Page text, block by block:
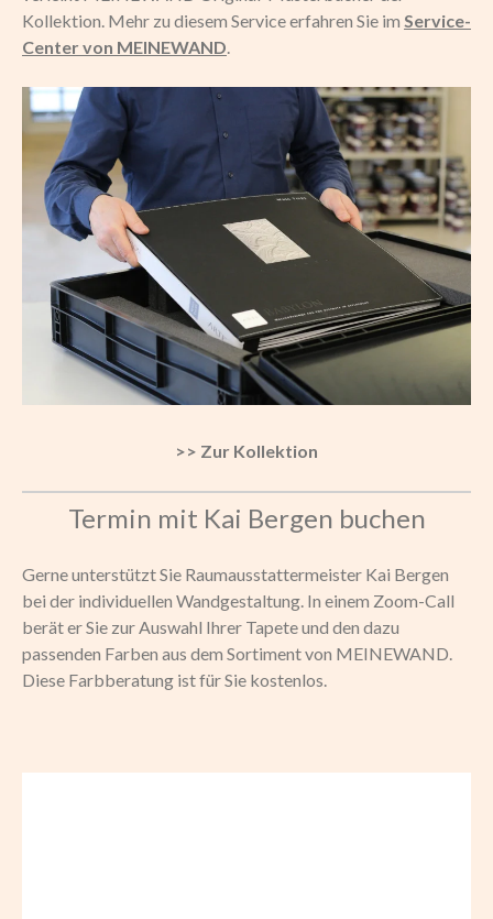
Kollektion. Mehr zu diesem Service erfahren Sie im Service-
Center von MEINEWAND.
>> Zur Kollektion
Termin mit Kai Bergen buchen
Gerne unterstützt Sie Raumausstattermeister Kai Bergen
bei der individuellen Wandgestaltung. In einem Zoom-Call
berät er Sie zur Auswahl Ihrer Tapete und den dazu
passenden Farben aus dem Sortiment von MEINEWAND.
Diese Farbberatung ist für Sie kostenlos.